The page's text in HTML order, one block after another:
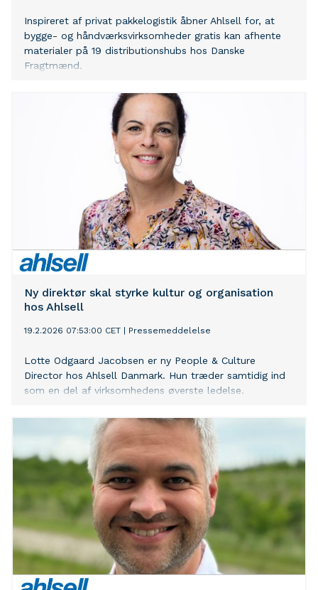
Inspireret af privat pakkelogistik åbner Ahlsell for, at
bygge- og håndværksvirksomheder gratis kan afhente
materialer på 19 distributionshubs hos Danske
Fragtmænd.
Ny direktør skal styrke kultur og organisation
hos Ahlsell
19.2.2026 07:53:00 CET Pressemeddelelse
Lotte Odgaard Jacobsen er ny People & Culture
Director hos Ahlsell Danmark. Hun træder samtidig ind
som en del af virksomhedens øverste ledelse.